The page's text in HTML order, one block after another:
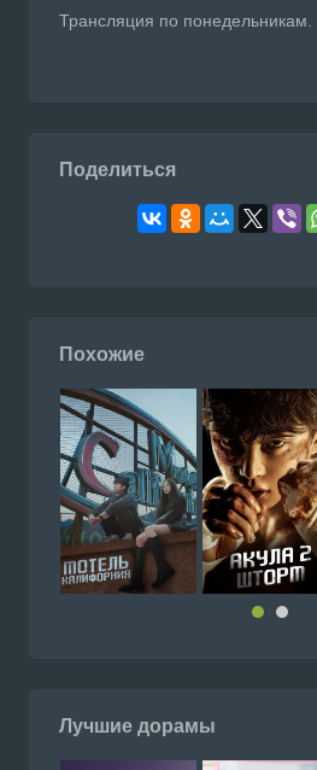
Трансляция по понедельникам.
Поделиться
Похожие
Лучшие дорамы